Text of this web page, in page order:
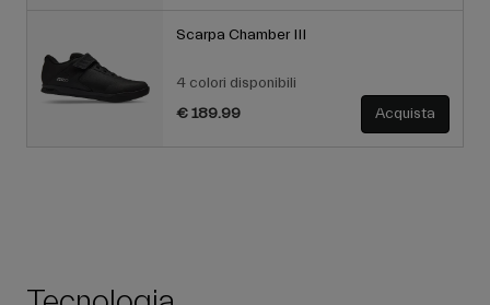
Scarpa Chamber III
4 colori disponibili
€ 189.99
Acquista